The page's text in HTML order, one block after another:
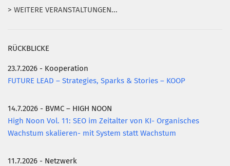
> WEITERE VERANSTALTUNGEN...
RÜCKBLICKE
23.7.2026 - Kooperation
FUTURE LEAD – Strategies, Sparks & Stories – KOOP
14.7.2026 - BVMC – HIGH NOON
High Noon Vol. 11: SEO im Zeitalter von KI- Organisches
Wachstum skalieren- mit System statt Wachstum
11.7.2026 - Netzwerk